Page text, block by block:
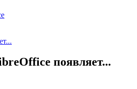
появляет...